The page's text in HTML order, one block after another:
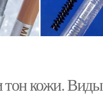
тон кожи. Виды